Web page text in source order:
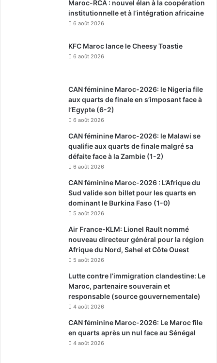
Maroc-RCA : nouvel élan à la coopération
institutionnelle et à l’intégration africaine
6 août 2026
KFC Maroc lance le Cheesy Toastie
6 août 2026
CAN féminine Maroc-2026: le Nigeria file
aux quarts de finale en s’imposant face à
l’Egypte (6-2)
6 août 2026
CAN féminine Maroc-2026: le Malawi se
qualifie aux quarts de finale malgré sa
défaite face à la Zambie (1-2)
6 août 2026
CAN féminine Maroc-2026 : L’Afrique du
Sud valide son billet pour les quarts en
dominant le Burkina Faso (1-0)
5 août 2026
Air France-KLM: Lionel Rault nommé
nouveau directeur général pour la région
Afrique du Nord, Sahel et Côte Ouest
5 août 2026
Lutte contre l’immigration clandestine: Le
Maroc, partenaire souverain et
responsable (source gouvernementale)
4 août 2026
CAN féminine Maroc-2026: Le Maroc file
en quarts après un nul face au Sénégal
4 août 2026